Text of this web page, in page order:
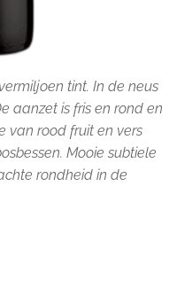
tint. In de neus
aanzet is fris en rond en
van rood fruit en vers
Mooie subtiele
rondheid in de